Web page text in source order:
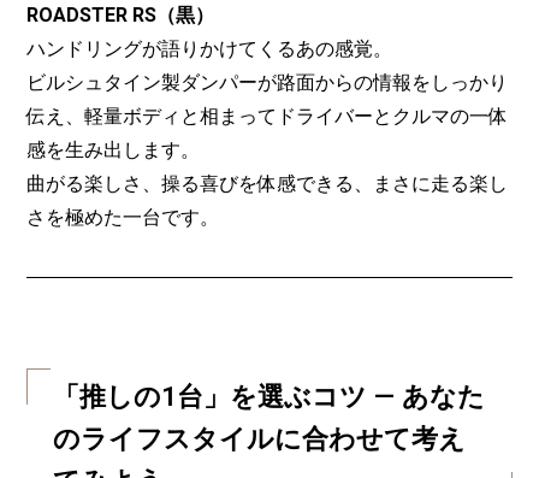
ROADSTER RS（黒）
ハンドリングが語りかけてくるあの感覚。
ビルシュタイン製ダンパーが路面からの情報をしっかり
伝え、軽量ボディと相まってドライバーとクルマの一体
感を生み出します。
曲がる楽しさ、操る喜びを体感できる、まさに走る楽し
さを極めた一台です。
「推しの1台」を選ぶコツ — あなた
のライフスタイルに合わせて考え